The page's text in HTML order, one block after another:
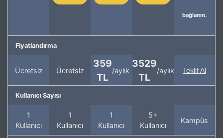
bağlanın.
Fiyatlandırma
Ücretsiz Ücretsiz
359
TL
/aylık
3529
TL
/aylık Teklif Al
Kullanıcı Sayısı
1
Kullanıcı
1
Kullanıcı
1
Kullanıcı
5+
Kullanıcı
Kampüs